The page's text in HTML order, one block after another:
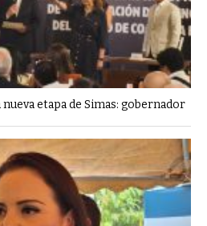
etapa de Simas: gobernador